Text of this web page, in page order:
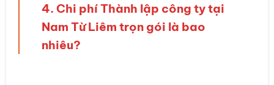
4. Chi phí Thành lập công ty tại
Nam Từ Liêm trọn gói là bao
nhiêu?